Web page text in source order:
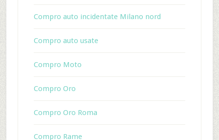
Compro auto incidentate Milano nord
Compro auto usate
Compro Moto
Compro Oro
Compro Oro Roma
Compro Rame